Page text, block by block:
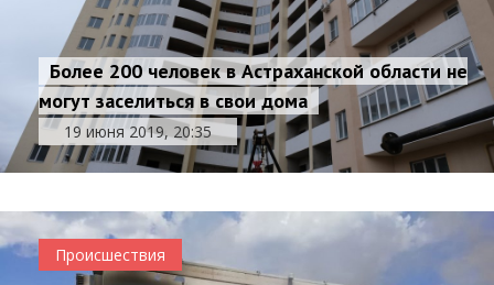
Более 200 человек в Астраханской области не
могут заселиться в свои дома
19 июня 2019, 20:35
Происшествия